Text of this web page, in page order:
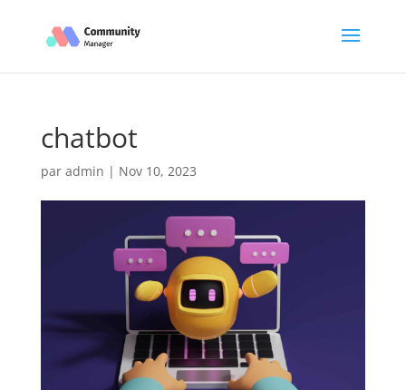
chatbot
par admin | Nov 10, 2023